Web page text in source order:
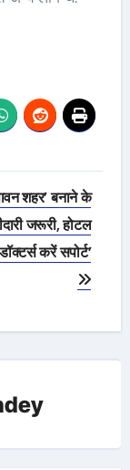
शहर’ बनाने के
जरूरी, होटल
करें सपोर्ट’